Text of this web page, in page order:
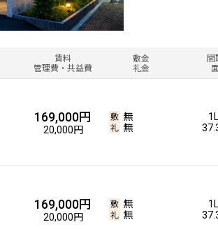
賃料
管理費・共益費
敷金
礼金
間
169,000円
20,000円
無
無
169,000円
20,000円
無
無